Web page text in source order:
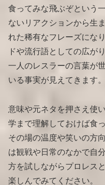
食ってみな飛ぶぞという
ないリアクションから生
れた稀有なフレーズにな
ドや流行語としての広が
一人のレスラーの言葉が
いる事実が見えてきます。
意味や元ネタを押さえ使
学まで理解しておけば食
その場の温度や笑いの方
は観戦や日常のなかで自
方を試しながらプロレス
楽しんでみてください。